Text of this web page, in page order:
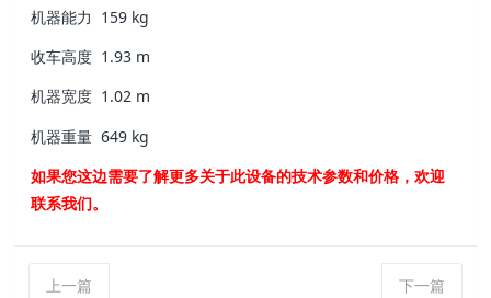
机器能力 159 kg
收车高度 1.93 m
机器宽度 1.02 m
机器重量 649 kg
如果您这边需要了解更多关于此设备的技术参数和价格，欢迎
联系我们。
上一篇 下一篇